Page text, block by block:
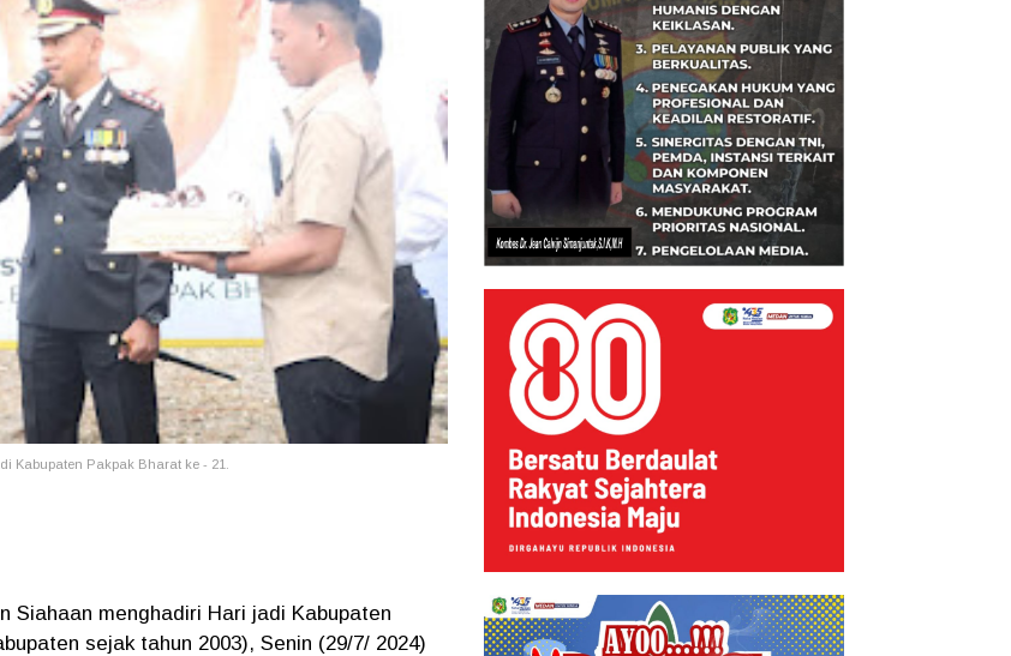
Kabupaten Pakpak Bharat ke - 21.
Siahaan menghadiri Hari jadi Kabupaten
sejak tahun 2003), Senin (29/7/ 2024)